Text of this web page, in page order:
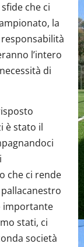
che ci
la
l’intero
di
è stato il
che ci rende
importante
stati, ci
società